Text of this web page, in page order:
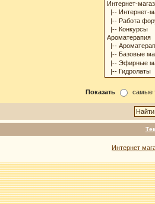
Показать самые
Интернет